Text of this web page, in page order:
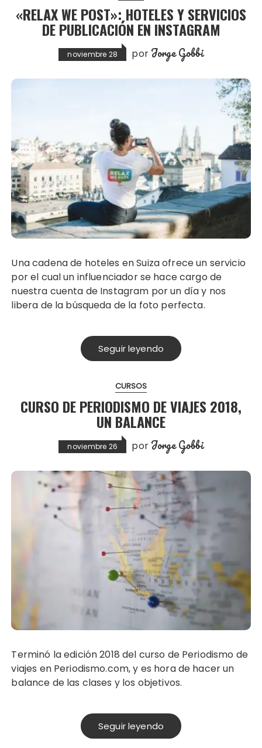
«RELAX WE POST»: HOTELES Y SERVICIOS
DE PUBLICACIÓN EN INSTAGRAM
noviembre 28 por Jorge Gobbi
Una cadena de hoteles en Suiza ofrece un servicio
por el cual un influenciador se hace cargo de
nuestra cuenta de Instagram por un día y nos
libera de la búsqueda de la foto perfecta.
Seguir leyendo
CURSOS
CURSO DE PERIODISMO DE VIAJES 2018,
UN BALANCE
noviembre 26 por Jorge Gobbi
Terminó la edición 2018 del curso de Periodismo de
viajes en Periodismo.com, y es hora de hacer un
balance de las clases y los objetivos.
Seguir leyendo